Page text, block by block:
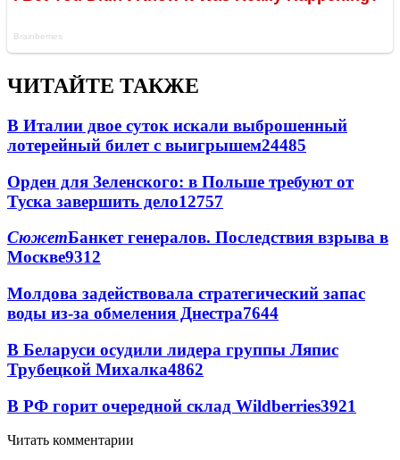
ЧИТАЙТЕ ТАКЖЕ
В Италии двое суток искали выброшенный
лотерейный билет с выигрышем24485
Орден для Зеленского: в Польше требуют от
Туска завершить дело12757
СюжетБанкет генералов. Последствия взрыва в
Москве9312
Молдова задействовала стратегический запас
воды из-за обмеления Днестра7644
В Беларуси осудили лидера группы Ляпис
Трубецкой Михалка4862
В РФ горит очередной склад Wildberries3921
Читать комментарии